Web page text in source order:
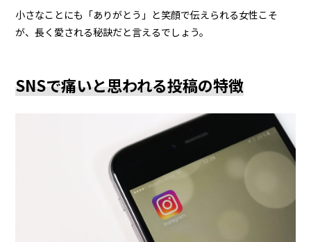
小さなことにも「ありがとう」と笑顔で伝えられる女性こそ
が、長く愛される秘訣だと言えるでしょう。
SNSで痛いと思われる投稿の特徴